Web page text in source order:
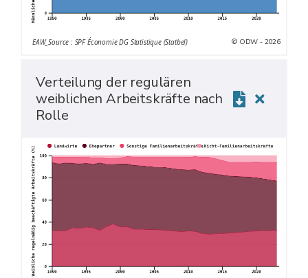
EAW_Source : SPF Économie DG Statistique (Statbel) © ODW - 2026
Verteilung der regulären
weiblichen Arbeitskräfte nach
Rolle